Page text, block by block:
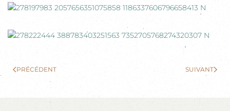
PRÉCÉDENT SUIVANT